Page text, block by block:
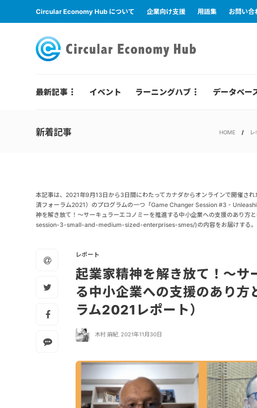
Circular Economy Hub について 企業向け支援 用語集 お問い合
最新記事 イベント ラーニングハブ データベー
新着記事 HOME
本記事は、2021年9月13日から3日間にわたってカナダからオンラインで開催さ
済フォーラム2021）のプログラムの一つ「Game Changer Session #3 -
神を解き放て！～サーキュラーエコノミーを推進する中小企業への支援のあり
session-3-small-and-medium-sized-enterprises-smes/)の内容をお届けする。
レポート
起業家精神を解き放て！～サ
る中小企業への支援のあり方
ラム2021レポート）
木村 麻紀, 2021年11月30日